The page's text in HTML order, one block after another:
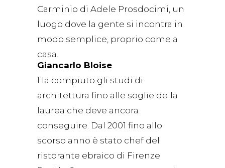
Carminio di Adele Prosdocimi, un
luogo dove la gente si incontra in
modo semplice, proprio come a
casa.
Giancarlo Bloise
Ha compiuto gli studi di
architettura fino alle soglie della
laurea che deve ancora
conseguire. Dal 2001 fino allo
scorso anno è stato chef del
ristorante ebraico di Firenze